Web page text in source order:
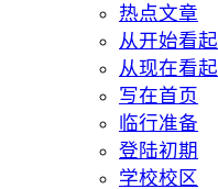
热点文章
从开始看起
从现在看起
写在首页
临行准备
登陆初期
学校校区